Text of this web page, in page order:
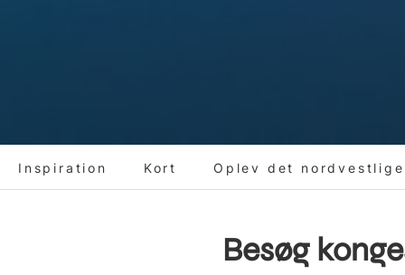
Inspiration Kort Oplev det
Besøg